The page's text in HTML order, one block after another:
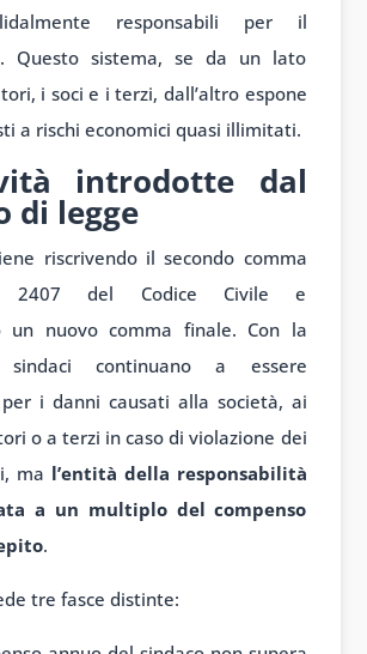
responsabili per il
Questo sistema, se da un lato
i soci e i terzi, dall’altro espone
a rischi economici quasi illimitati.
introdotte dal
di legge
riscrivendo il secondo comma
2407 del Codice Civile e
un nuovo comma finale. Con la
continuano a essere
per i danni causati alla società, ai
o a terzi in caso di violazione dei
ma l’entità della responsabilità
a un multiplo del compenso
.
tre fasce distinte: